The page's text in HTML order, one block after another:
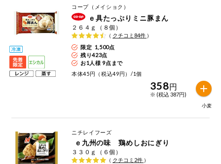
コープ（メイショク）
ｅ具たっぷりミニ豚まん
２６４ｇ（８個）
（ クチコミ 84件 ）
限定 1,500点
残り423点
お1人様 9点まで
本体45円（税込49円）/1個
358円
※ (税込 387円)
小麦
ニチレイフーズ
ｅ九州の味 鶏めしおにぎり
３３０ｇ（６個）
（ クチコミ 2件 ）